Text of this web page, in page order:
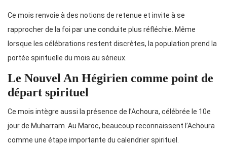
Ce mois renvoie à des notions de retenue et invite à se
rapprocher de la foi par une conduite plus réfléchie. Même
lorsque les célébrations restent discrètes, la population prend la
portée spirituelle du mois au sérieux.
Le Nouvel An Hégirien comme point de
départ spirituel
Ce mois intègre aussi la présence de l’Achoura, célébrée le 10e
jour de Muharram. Au Maroc, beaucoup reconnaissent l’Achoura
comme une étape importante du calendrier spirituel.